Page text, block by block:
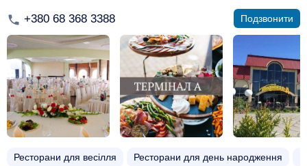
+380 68 368 3388 Подзвонити
Ресторани для весілля Ресторани для день народження